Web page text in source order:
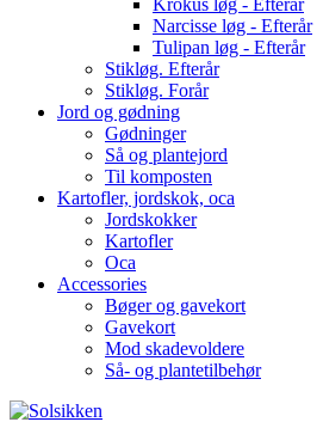
Krokus løg - Efterår
Narcisse løg - Efterår
Tulipan løg - Efterår
Stikløg. Efterår
Stikløg. Forår
Jord og gødning
Gødninger
Så og plantejord
Til komposten
Kartofler, jordskok, oca
Jordskokker
Kartofler
Oca
Accessories
Bøger og gavekort
Gavekort
Mod skadevoldere
Så- og plantetilbehør